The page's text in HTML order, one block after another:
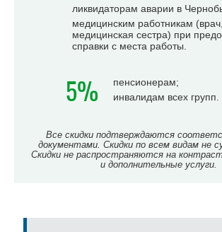
ликвидаторам аварии в
медицинским работникам
медицинская сестра) при
справки с места работы.
5%
пенсионерам;
инвалидам всех групп.
Все скидки подтверждаются
документами. Скидки по всем видам не
Скидки не распространяются на
и дополнительные услуги.